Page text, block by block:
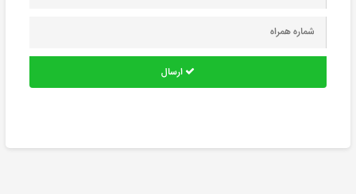
ارسال